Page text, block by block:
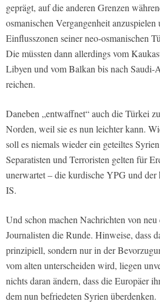
geprägt, auf die anderen Grenzen
osmanischen Vergangenheit
Einflusszonen seiner neo-osmanischen
Die müssten dann allerdings vom
Libyen und vom Balkan bis nach Saudi-
reichen.
Daneben „entwaffnet“ auch die Türkei
Norden, weil sie es nun leichter kann.
soll es niemals wieder ein geteiltes
Separatisten und Terroristen gelten für
unerwartet – die kurdische YPG und der
IS.
Und schon machen Nachrichten von neu
Journalisten die Runde. Hinweise, dass
prinzipiell, sondern nur in der
vom alten unterscheiden wird, liegen
nichts daran ändern, dass die Europäer
dem nun befriedeten Syrien überdenken.